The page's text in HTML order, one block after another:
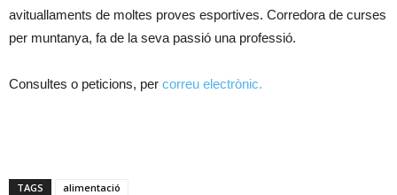
avituallaments de moltes proves esportives. Corredora de curses
per muntanya, fa de la seva passió una professió.
Consultes o peticions, per correu electrònic.
TAGS alimentació